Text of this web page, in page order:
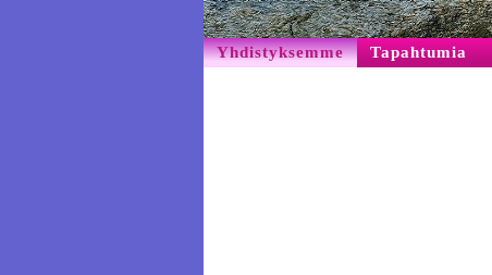
Yhdistyksemme Tapahtumia